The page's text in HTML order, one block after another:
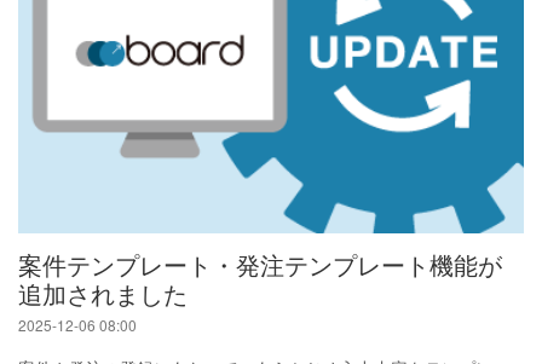
案件テンプレート・発注テンプレート機能が
追加されました
2025-12-06 08:00